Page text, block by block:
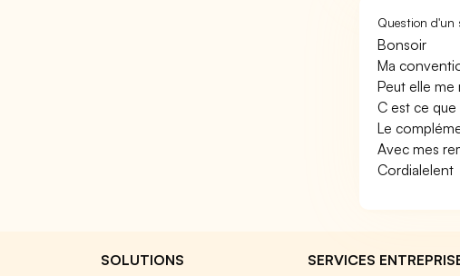
Question d'un
Bonsoir
Ma
Peut elle me
C est ce
Le
Avec mes
Cordialelent
SOLUTIONS SERVICES